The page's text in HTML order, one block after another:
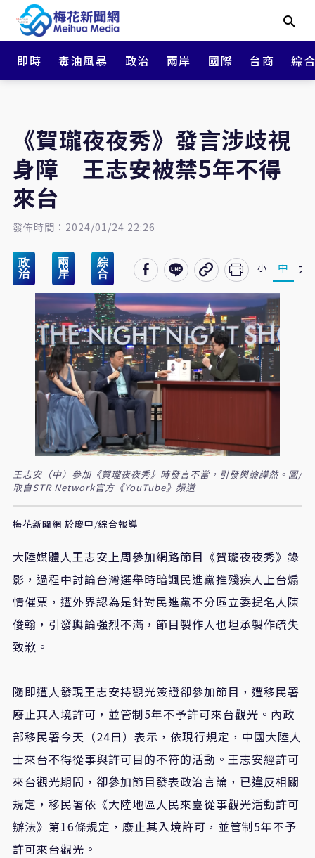
即時 毒油風暴 政治 兩岸 國際 台商 綜
《賀瓏夜夜秀》發言涉歧視
身障 王志安被禁5年不得
來台
發佈時間：2024/01/24 22:26
政
治
兩
岸
綜
合
小 中 大
王志安（中）參加《賀瓏夜夜秀》時發言不當，引發輿論譁然。圖/
取自STR Network官方《YouTube》頻道
梅花新聞網 於慶中/綜合報導
大陸媒體人王志安上周參加網路節目《賀瓏夜夜秀》錄
影，過程中討論台灣選舉時暗諷民進黨推殘疾人上台煽
情催票，遭外界認為是針對民進黨不分區立委提名人陳
俊翰，引發輿論強烈不滿，節目製作人也坦承製作疏失
致歉。
隨即遭人發現王志安持觀光簽證卻參加節目，遭移民署
廢止其入境許可，並管制5年不予許可來台觀光。內政
部移民署今天（24日）表示，依現行規定，中國大陸人
士來台不得從事與許可目的不符的活動。王志安經許可
來台觀光期間，卻參加節目發表政治言論，已違反相關
規定，移民署依《大陸地區人民來臺從事觀光活動許可
辦法》第16條規定，廢止其入境許可，並管制5年不予
許可來台觀光。